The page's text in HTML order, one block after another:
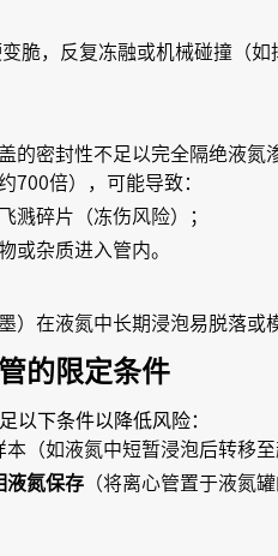
脆，反复冻融或机械碰撞（
的密封性不足以完全隔绝液氮
700倍），可能导致：
溅碎片（冻伤风险）；
或杂质进入管内。
）在液氮中长期浸泡易脱落或
的限定条件
以下条件以降低风险：
（如液氮中短暂浸泡后转移至
液氮保存 （将离心管置于液氮